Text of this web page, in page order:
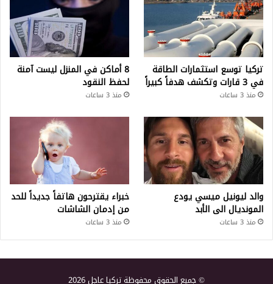
تركيا توسع استثمارات الطاقة
في 3 قارات وتكشف هدفاً كبيراً
منذ 3 ساعات
8 أماكن في المنزل ليست آمنة
لحفظ النقود
منذ 3 ساعات
والد ليونيل ميسي يودع
المونديال الى الأبد
منذ 3 ساعات
خبراء يقترحون هاتفاً جديداً للحد
من إدمان الشاشات
منذ 3 ساعات
© جميع الحقوق محفوظة تركيا عاجل 2026